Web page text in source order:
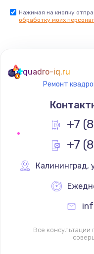
Нажимая на кнопку
обработку моих
quadro-iq.ru
Ремонт
+7
+7
Калининград,
Все